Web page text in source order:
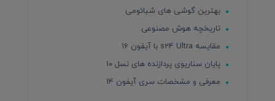
بهترین گوشی های شیائومی
تاریخچه هوش مصنوعی
مقایسه s24 Ultra با آیفون ۱۶
پایان سناریوی پردازنده های نسل ۱۰
معرفی و مشخصات سری آیفون 14